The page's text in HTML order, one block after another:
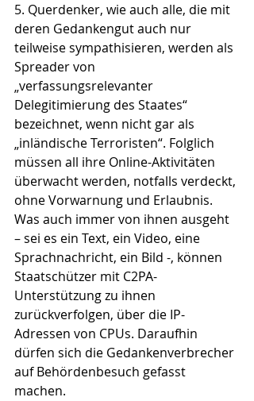
5. Querdenker, wie auch alle, die mit
deren Gedankengut auch nur
teilweise sympathisieren, werden als
Spreader von
„verfassungsrelevanter
Delegitimierung des Staates“
bezeichnet, wenn nicht gar als
„inländische Terroristen“. Folglich
müssen all ihre Online-Aktivitäten
überwacht werden, notfalls verdeckt,
ohne Vorwarnung und Erlaubnis.
Was auch immer von ihnen ausgeht
– sei es ein Text, ein Video, eine
Sprachnachricht, ein Bild -, können
Staatschützer mit C2PA-
Unterstützung zu ihnen
zurückverfolgen, über die IP-
Adressen von CPUs. Daraufhin
dürfen sich die Gedankenverbrecher
auf Behördenbesuch gefasst
machen.